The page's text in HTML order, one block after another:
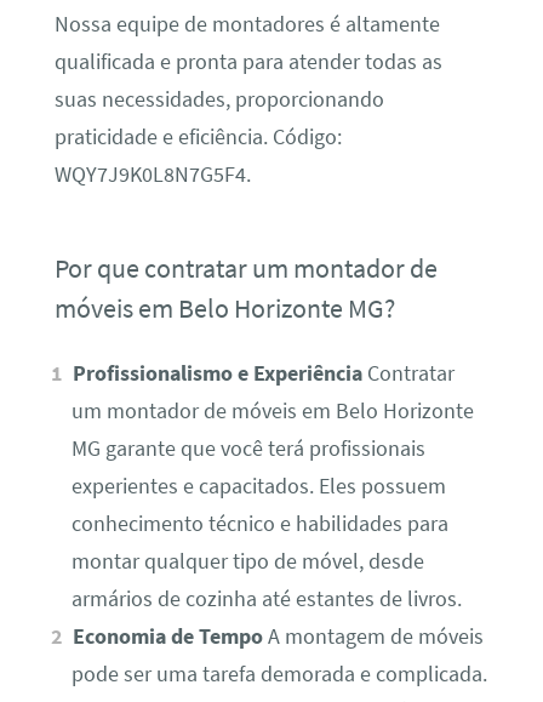
Nossa equipe de montadores é altamente
qualificada e pronta para atender todas as
suas necessidades, proporcionando
praticidade e eficiência. Código:
WQY7J9K0L8N7G5F4.
Por que contratar um montador de
móveis em Belo Horizonte MG?
Profissionalismo e Experiência Contratar
um montador de móveis em Belo Horizonte
MG garante que você terá profissionais
experientes e capacitados. Eles possuem
conhecimento técnico e habilidades para
montar qualquer tipo de móvel, desde
armários de cozinha até estantes de livros.
Economia de TempoA montagem de móveis
pode ser uma tarefa demorada e complicada.